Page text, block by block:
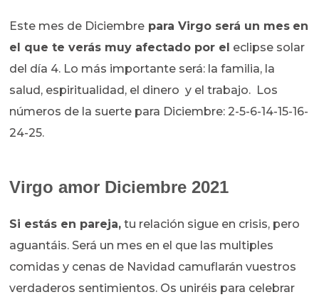
Este mes de Diciembre para Virgo será un mes en
el que te verás muy afectado por el eclipse solar
del día 4. Lo más importante será: la familia, la
salud, espiritualidad, el dinero y el trabajo. Los
números de la suerte para Diciembre: 2-5-6-14-15-16-
24-25.
Virgo amor Diciembre 2021
Si estás en pareja, tu relación sigue en crisis, pero
aguantáis. Será un mes en el que las multiples
comidas y cenas de Navidad camuflarán vuestros
verdaderos sentimientos. Os uniréis para celebrar